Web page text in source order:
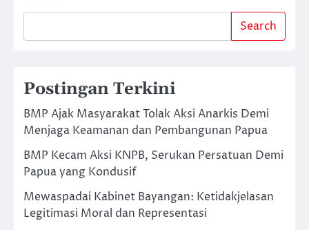
Search
Postingan Terkini
BMP Ajak Masyarakat Tolak Aksi Anarkis Demi
Menjaga Keamanan dan Pembangunan Papua
BMP Kecam Aksi KNPB, Serukan Persatuan Demi
Papua yang Kondusif
Mewaspadai Kabinet Bayangan: Ketidakjelasan
Legitimasi Moral dan Representasi